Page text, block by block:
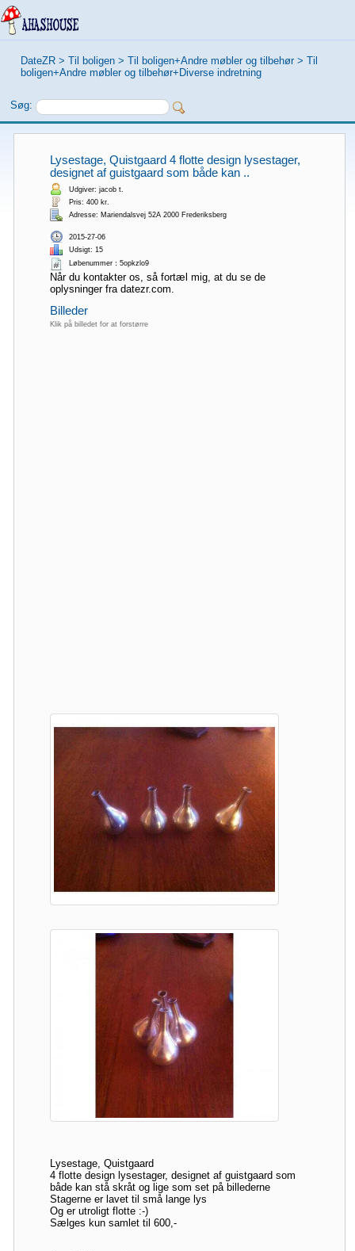
DateZR > Til boligen > Til boligen+Andre møbler og tilbehør > Til
boligen+Andre møbler og tilbehør+Diverse indretning
Søg:
Lysestage, Quistgaard 4 flotte design lysestager,
designet af guistgaard som både kan ..
Udgiver: jacob t.
Pris: 400 kr.
Adresse: Mariendalsvej 52A 2000 Frederiksberg
2015-27-06
Udsigt: 15
Løbenummer：5opkzlo9
Når du kontakter os, så fortæl mig, at du se de
oplysninger fra datezr.com.
Billeder
Klik på billedet for at forstørre
Lysestage, Quistgaard
4 flotte design lysestager, designet af guistgaard som
både kan stå skråt og lige som set på billederne
Stagerne er lavet til små lange lys
Og er utroligt flotte :-)
Sælges kun samlet til 600,-